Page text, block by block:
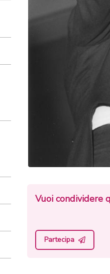
Vuoi condividere
Partecipa